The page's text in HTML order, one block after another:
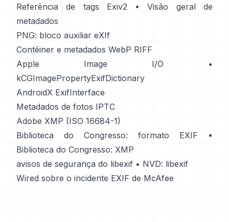
Referência de tags Exiv2 •
Visão geral de
metadados
PNG: bloco auxiliar eXIf
Contêiner e metadados WebP RIFF
Apple Image I/O •
kCGImagePropertyExifDictionary
AndroidX ExifInterface
Metadados de fotos IPTC
Adobe XMP (ISO 16684-1)
Biblioteca do Congresso: formato EXIF
•
Biblioteca do Congresso: XMP
avisos de segurança do libexif • NVD: libexif
Wired sobre o incidente EXIF de McAfee